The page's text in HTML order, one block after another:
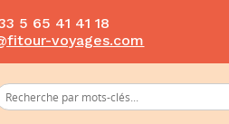
5 65 41 41 18
voyages.com